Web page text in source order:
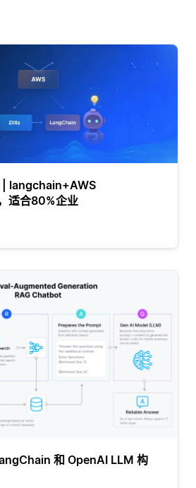
| langchain+AWS
适合80%企业
和 OpenAI LLM 构